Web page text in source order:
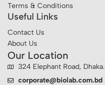
Terms & Conditions
Useful Links
Contact Us
About Us
Our Location
324 Elephant Road, Dhaka.
corporate@biolab.com.bd